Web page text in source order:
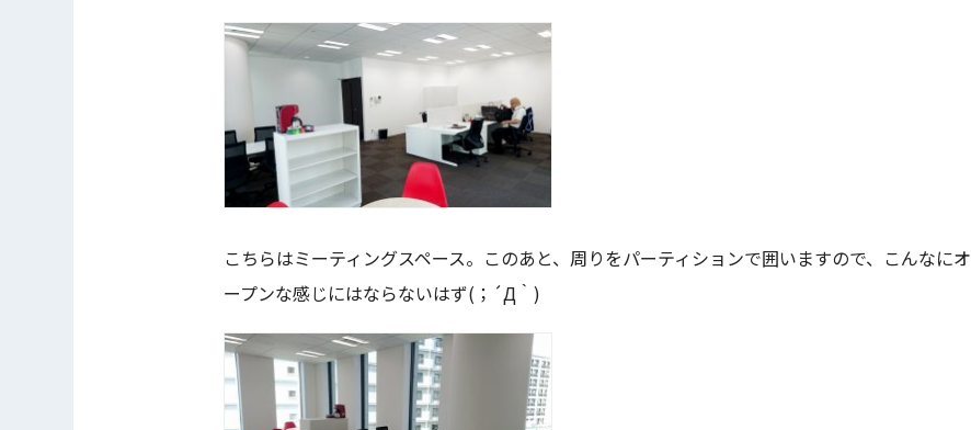
こちらはミーティングスペース。このあと、周りをパーティションで囲いますので、こんなにオ
ープンな感じにはならないはず(；´Д｀)